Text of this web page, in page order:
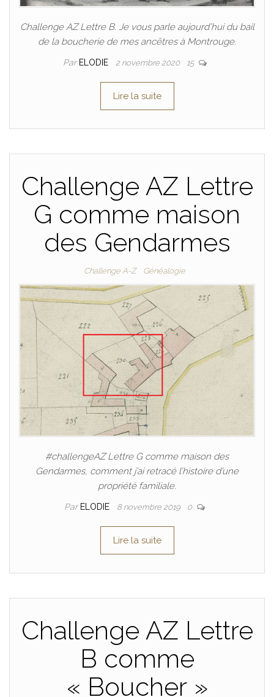
Challenge AZ Lettre B. Je vous parle aujourd’hui du bail
de la boucherie de mes ancêtres à Montrouge.
Par ELODIE 2 novembre 2020 15
Lire la suite
Challenge AZ Lettre
G comme maison
des Gendarmes
Challenge A-Z Généalogie
#challengeAZ Lettre G comme maison des
Gendarmes, comment j’ai retracé l’histoire d’une
propriété familiale.
Par ELODIE 8 novembre 2019 0
Lire la suite
Challenge AZ Lettre
B comme
« Boucher »